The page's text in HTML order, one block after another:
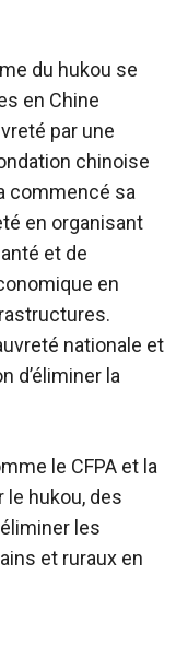
du hukou se
en Chine
par une
chinoise
commencé sa
en organisant
et de
en
nationale et
d’éliminer la
le CFPA et la
hukou, des
les
et ruraux en